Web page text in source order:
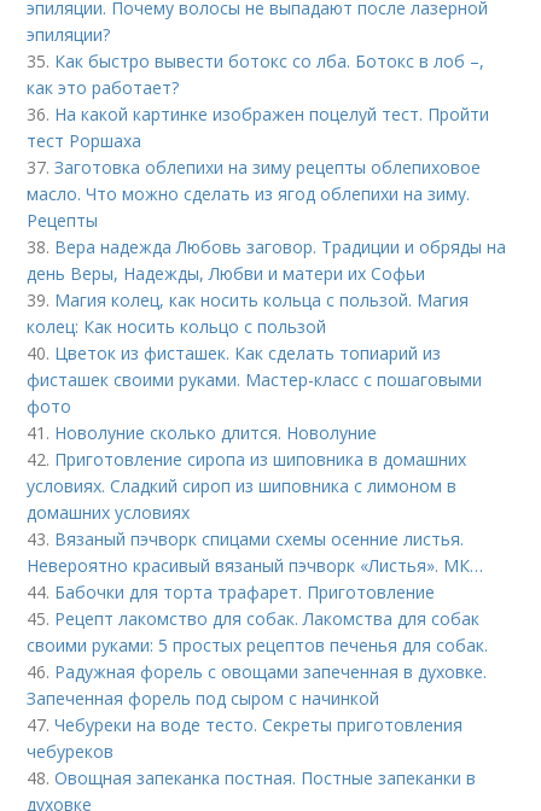
эпиляции. Почему волосы не выпадают после лазерной
эпиляции?
35. Как быстро вывести ботокс со лба. Ботокс в лоб –,
как это работает?
36. На какой картинке изображен поцелуй тест. Пройти
тест Роршаха
37.Заготовка облепихи на зиму рецепты облепиховое
масло. Что можно сделать из ягод облепихи на зиму.
Рецепты
38. Вера надежда Любовь заговор. Традиции и обряды на
день Веры, Надежды, Любви и матери их Софьи
39. Магия колец, как носить кольца с пользой. Магия
колец: Как носить кольцо с пользой
40. Цветок из фисташек. Как сделать топиарий из
фисташек своими руками. Мастер-класс с пошаговыми
фото
41. Новолуние сколько длится. Новолуние
42. Приготовление сиропа из шиповника в домашних
условиях. Сладкий сироп из шиповника с лимоном в
домашних условиях
43. Вязаный пэчворк спицами схемы осенние листья.
Невероятно красивый вязаный пэчворк «Листья». МК…
44. Бабочки для торта трафарет. Приготовление
45. Рецепт лакомство для собак. Лакомства для собак
своими руками: 5 простых рецептов печенья для собак.
46. Радужная форель с овощами запеченная в духовке.
Запеченная форель под сыром с начинкой
47.Чебуреки на воде тесто. Секреты приготовления
чебуреков
48.Овощная запеканка постная. Постные запеканки в
духовке